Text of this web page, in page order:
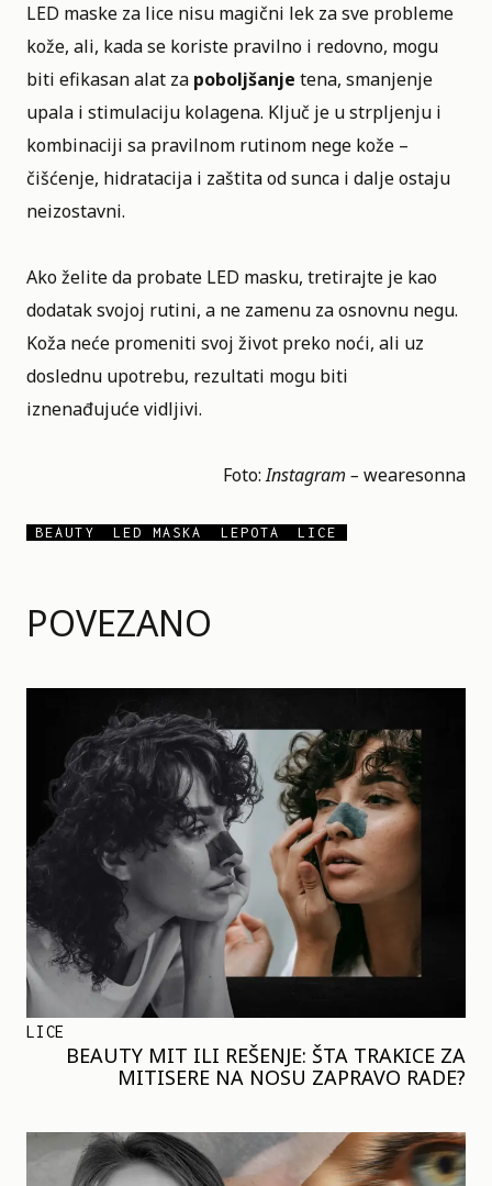
POVEZANO
LICE
BEAUTY MIT ILI REŠENJE: ŠTA TRAKICE ZA
MITISERE NA NOSU ZAPRAVO RADE?
LED maske za lice nisu magični lek za sve probleme
kože, ali, kada se koriste pravilno i redovno, mogu
biti efikasan alat za poboljšanje tena, smanjenje
upala i stimulaciju kolagena. Ključ je u strpljenju i
kombinaciji sa pravilnom rutinom nege kože –
čišćenje, hidratacija i zaštita od sunca i dalje ostaju
neizostavni.
Ako želite da probate LED masku, tretirajte je kao
dodatak svojoj rutini, a ne zamenu za osnovnu negu.
Koža neće promeniti svoj život preko noći, ali uz
doslednu upotrebu, rezultati mogu biti
iznenađujuće vidljivi.
Foto:Instagram – wearesonna
BEAUTY LED MASKA LEPOTA LICE